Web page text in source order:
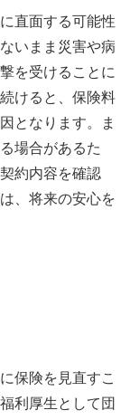
直面する可能性
いまま災害や病
を受けることに
けると、保険料
となります。ま
場合があるた
約内容を確認
、将来の安心を
保険を見直すこ
利厚生として団